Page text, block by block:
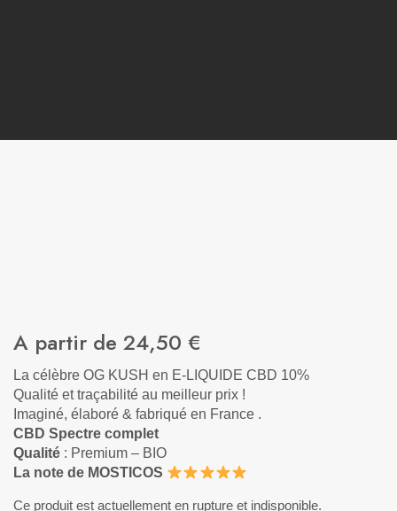
A partir de 24,50 €
La célèbre OG KUSH en E-LIQUIDE CBD 10%
Qualité et traçabilité au meilleur prix !
Imaginé, élaboré & fabriqué en France .
CBD Spectre complet
Qualité : Premium – BIO
La note de MOSTICOS
Ce produit est actuellement en rupture et indisponible.